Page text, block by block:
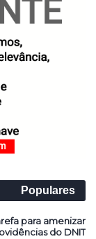
Populares
para amenizar
do DNIT